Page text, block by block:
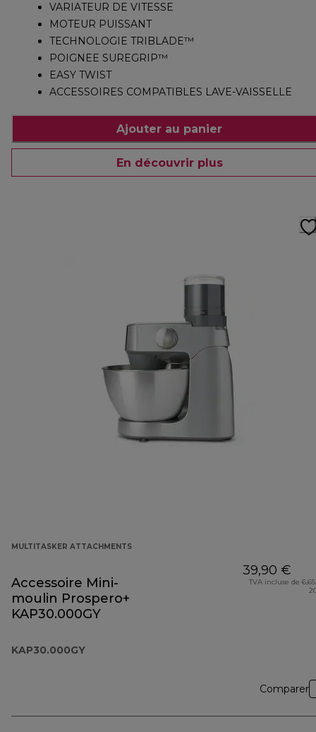
VARIATEUR DE VITESSE
MOTEUR PUISSANT
TECHNOLOGIE TRIBLADE™
POIGNEE SUREGRIP™
EASY TWIST
ACCESSOIRES COMPATIBLES LAVE-VAISSELLE
Ajouter au panier
En découvrir plus
MULTITASKER ATTACHMENTS
Accessoire Mini-
moulin Prospero+
KAP30.000GY
KAP30.000GY
39,90 €
TVA incluse de
Comparer